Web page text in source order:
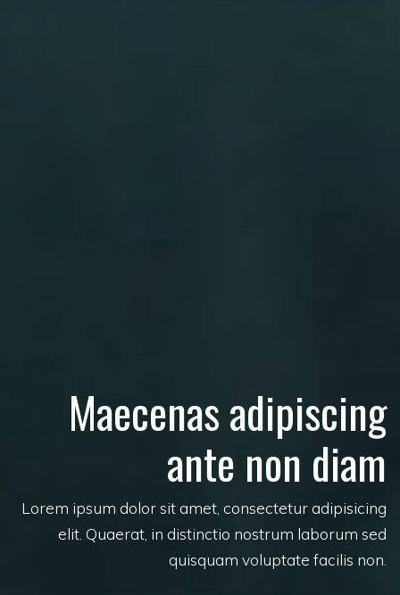
Maecenas adipiscing
ante non diam
Lorem ipsum dolor sit amet, consectetur adipisicing
elit. Quaerat, in distinctio nostrum laborum sed
quisquam voluptate facilis non.